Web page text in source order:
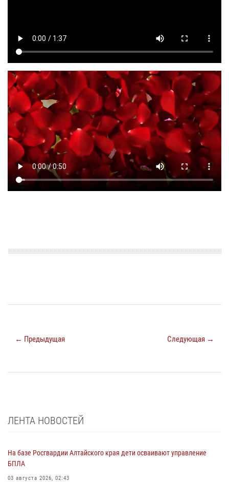
← Предыдущая Следующая →
ЛЕНТА НОВОСТЕЙ
На базе Росгвардии Алтайского края дети осваивают управление
БПЛА
03 августа 2026, 02:43